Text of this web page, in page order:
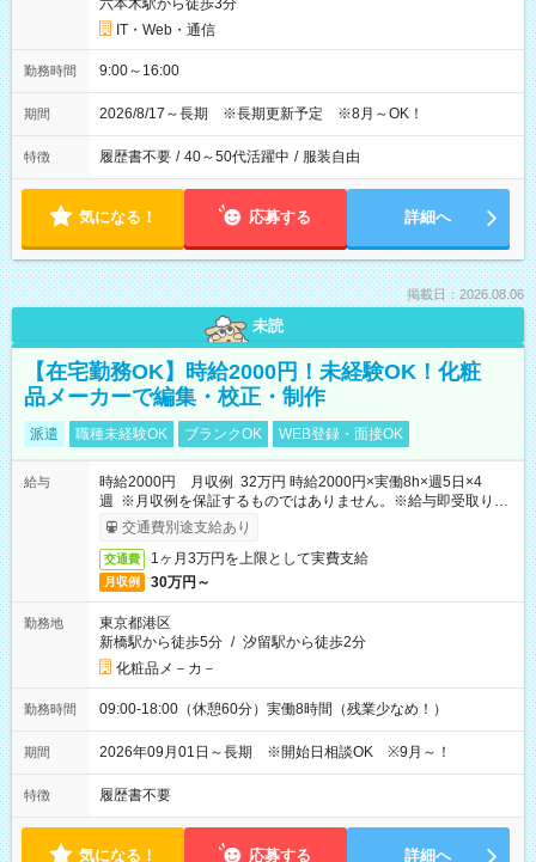
六本木駅から徒歩3分
IT・Web・通信
勤務時間 9:00～16:00
期間 2026/8/17～長期 ※長期更新予定 ※8月～OK！
特徴 履歴書不要 / 40～50代活躍中 / 服装自由
気になる！ 応募する 詳細へ
掲載日：2026.08.06
未読
【在宅勤務OK】時給2000円！未経験OK！化粧
品メーカーで編集・校正・制作
派遣 職種未経験OK ブランクOK WEB登録・面接OK
給与
時給2000円 月収例 32万円 時給2000円×実働8h×週5日×4
週 ※月収例を保証するものではありません。※給与即受取りサ
ービス利用可（利用条件有）
交通費別途支給あり
交通費 1ヶ月3万円を上限として実費支給
月収例 30万円～
勤務地
東京都港区
新橋駅から徒歩5分 / 汐留駅から徒歩2分
化粧品メ－カ－
勤務時間 09:00-18:00（休憩60分）実働8時間（残業少なめ！）
期間 2026年09月01日～長期 ※開始日相談OK ※9月～！
特徴 履歴書不要
気になる！ 応募する 詳細へ